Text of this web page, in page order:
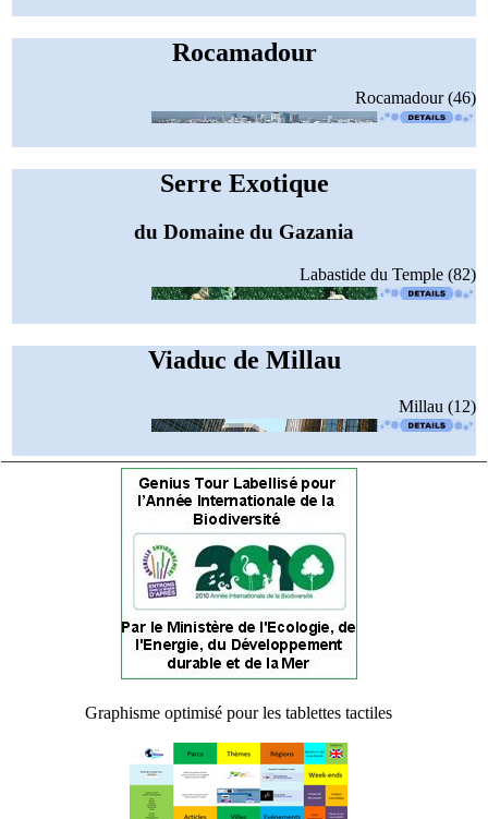
Rocamadour
Rocamadour (46)
Serre Exotique
du Domaine du Gazania
Labastide du Temple (82)
Viaduc de Millau
Millau (12)
Graphisme optimisé pour les tablettes tactiles